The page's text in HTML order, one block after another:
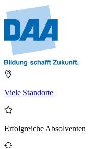
Viele Standorte
Erfolgreiche Absolventen